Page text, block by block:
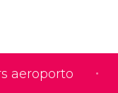
aeroporto